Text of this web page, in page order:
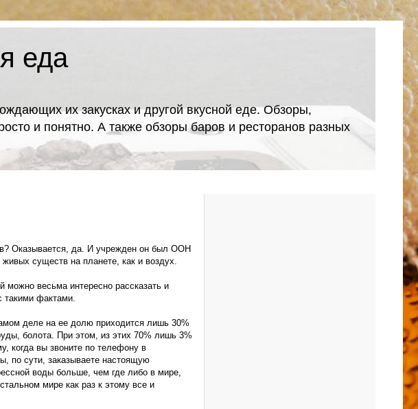
еда
их закусках и другой вкусной еде. Обзоры,
и понятно. А также обзоры баров и ресторанов разных
Оказывается, да. И учрежден он был ООН
существ на планете, как и воздух.
можно весьма интересно рассказать и
такими фактами.
деле на ее долю приходится лишь 30%
болота. При этом, из этих 70% лишь 3%
когда вы звоните по телефону в
по сути, заказываете настоящую
воды больше, чем где либо в мире,
мире как раз к этому все и